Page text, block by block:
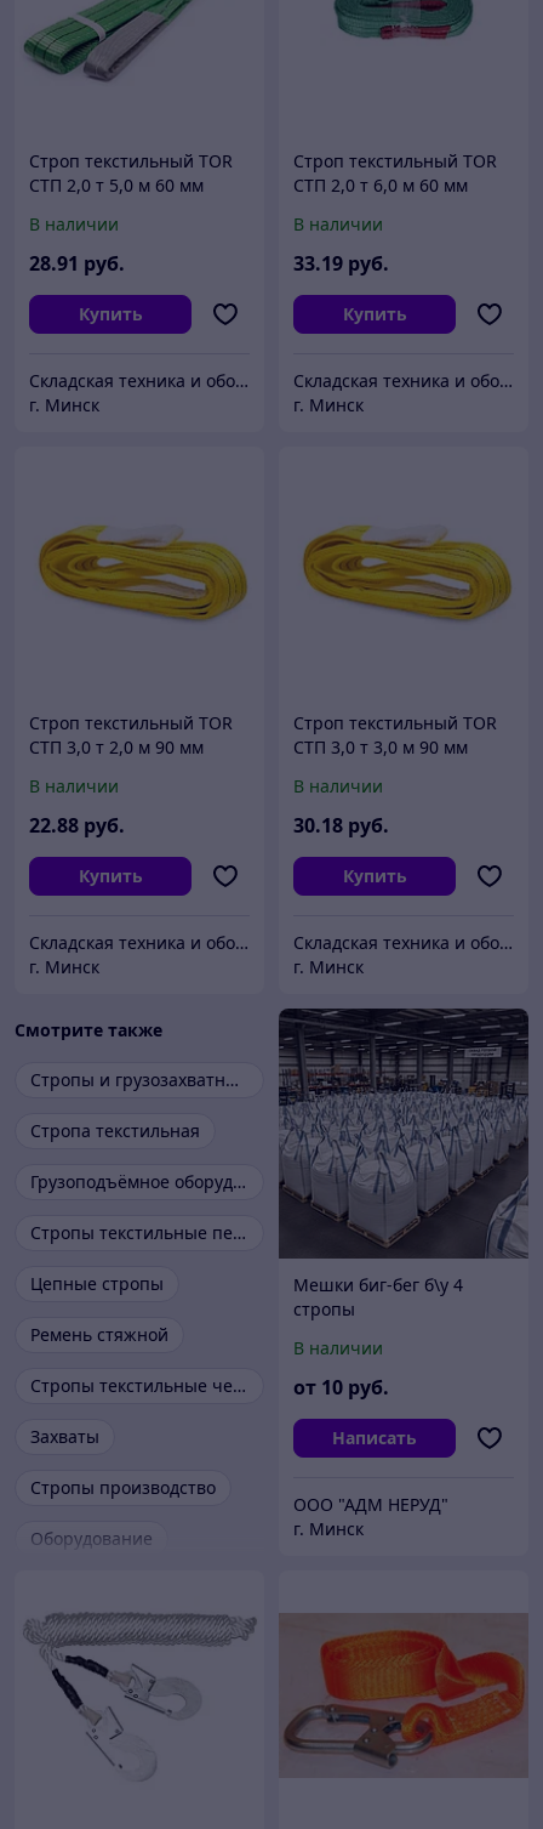
Строп текстильный TOR
СТП 2,0 т 5,0 м 60 мм
В наличии
28.91 руб.
Купить
Складская техника и оборудование Минск
г. Минск
Строп текстильный TOR
СТП 2,0 т 6,0 м 60 мм
В наличии
33.19 руб.
Купить
Складская техника и оборудование Минск
г. Минск
Строп текстильный TOR
СТП 3,0 т 2,0 м 90 мм
В наличии
22.88 руб.
Купить
Складская техника и оборудование Минск
г. Минск
Строп текстильный TOR
СТП 3,0 т 3,0 м 90 мм
В наличии
30.18 руб.
Купить
Складская техника и оборудование Минск
г. Минск
Смотрите также
Стропы и грузозахватные приспособления
Стропа текстильная
Грузоподъёмное оборудование
Стропы текстильные петлевые
Цепные стропы
Ремень стяжной
Стропы текстильные четырехветвевые
Захваты
Стропы производство
Оборудование
Мешки биг-бег б\у 4
стропы
В наличии
от 10 руб.
Написать
ООО "АДМ НЕРУД"
г. Минск